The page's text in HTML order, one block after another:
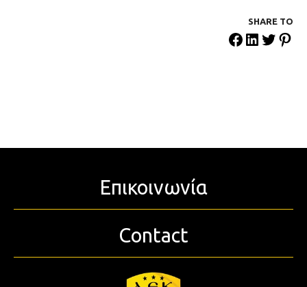
SHARE ΤΟ
Επικοινωνία
Contact